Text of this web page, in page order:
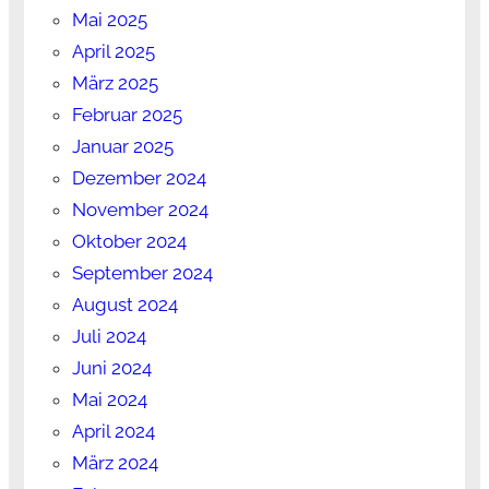
Mai 2025
April 2025
März 2025
Februar 2025
Januar 2025
Dezember 2024
November 2024
Oktober 2024
September 2024
August 2024
Juli 2024
Juni 2024
Mai 2024
April 2024
März 2024